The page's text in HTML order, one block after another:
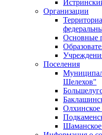
Организации
Основные
Поселения
Шелехов"
Олхинское
Шаманское